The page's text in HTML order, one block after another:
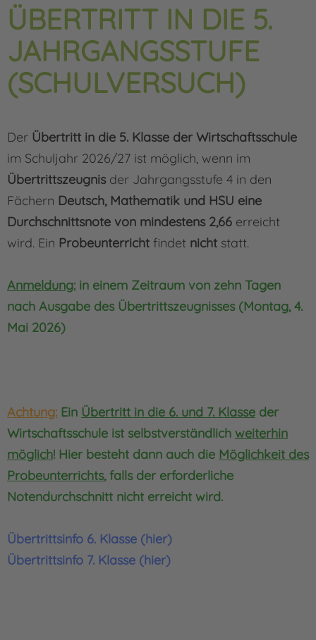
ÜBERTRITT IN DIE 5.
JAHRGANGSSTUFE
(SCHULVERSUCH)
Der Übertritt in die 5. Klasse der Wirtschaftsschule
im Schuljahr 2026/27 ist möglich, wenn im
Übertrittszeugnisder Jahrgangsstufe 4 in den
Fächern Deutsch, Mathematik und HSU eine
Durchschnittsnote von mindestens 2,66 erreicht
wird. Ein Probeunterricht findet nicht statt.
Anmeldung: in einem Zeitraum von zehn Tagen
nach Ausgabe des Übertrittszeugnisses (Montag, 4.
Mai 2026)
Achtung: Ein Übertritt in die 6. und 7. Klasse der
Wirtschaftsschule ist selbstverständlich weiterhin
möglich! Hier besteht dann auch die Möglichkeit des
Probeunterrichts, falls der erforderliche
Notendurchschnitt nicht erreicht wird.
Übertrittsinfo 6. Klasse (hier)
Übertrittsinfo 7. Klasse (hier)